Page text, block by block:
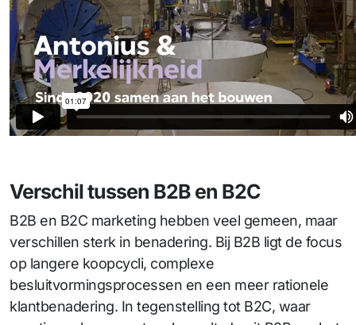
Verschil tussen B2B en B2C
B2B en B2C marketing hebben veel gemeen, maar
verschillen sterk in benadering. Bij B2B ligt de focus
op langere koopcycli, complexe
besluitvormingsprocessen en een meer rationele
klantbenadering. In tegenstelling tot B2C, waar